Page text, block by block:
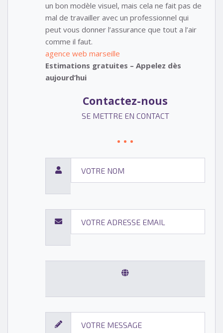
un bon modèle visuel, mais cela ne fait pas de
mal de travailler avec un professionnel qui
peut vous donner l’assurance que tout a l’air
comme il faut.
agence web marseille
Estimations gratuites – Appelez dès
aujourd’hui
Contactez-nous
SE METTRE EN CONTACT